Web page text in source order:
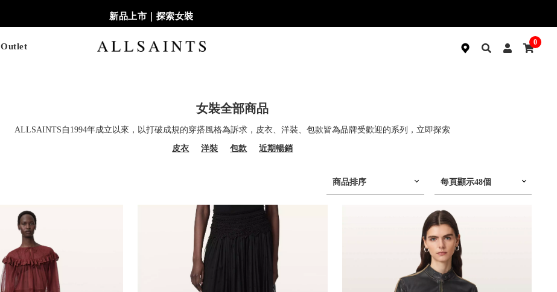
新品上市｜探索女裝
Outlet 0
女裝全部商品
ALLSAINTS自1994年成立以來，以打破成規的穿搭風格為訴求，皮衣、洋裝、包款皆為品牌受歡迎的系列，立即探索
皮衣 洋裝 包款 近期暢銷
商品排序 每頁顯示48個